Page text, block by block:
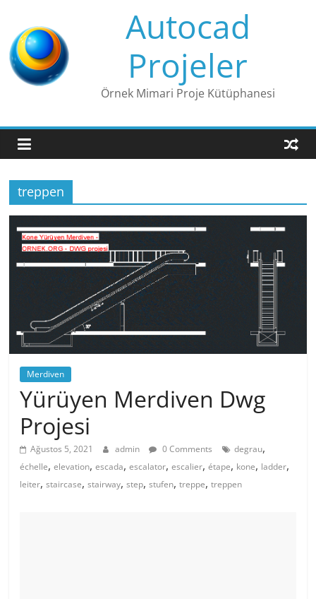
content
Autocad
Projeler
Örnek Mimari Proje Kütüphanesi
treppen
Merdiven
Yürüyen Merdiven Dwg
Projesi
Ağustos 5, 2021 admin 0 Comments degrau,
échelle,elevation,escada,escalator,escalier,étape, kone, ladder,
leiter,staircase,stairway,step,stufen,treppe,treppen